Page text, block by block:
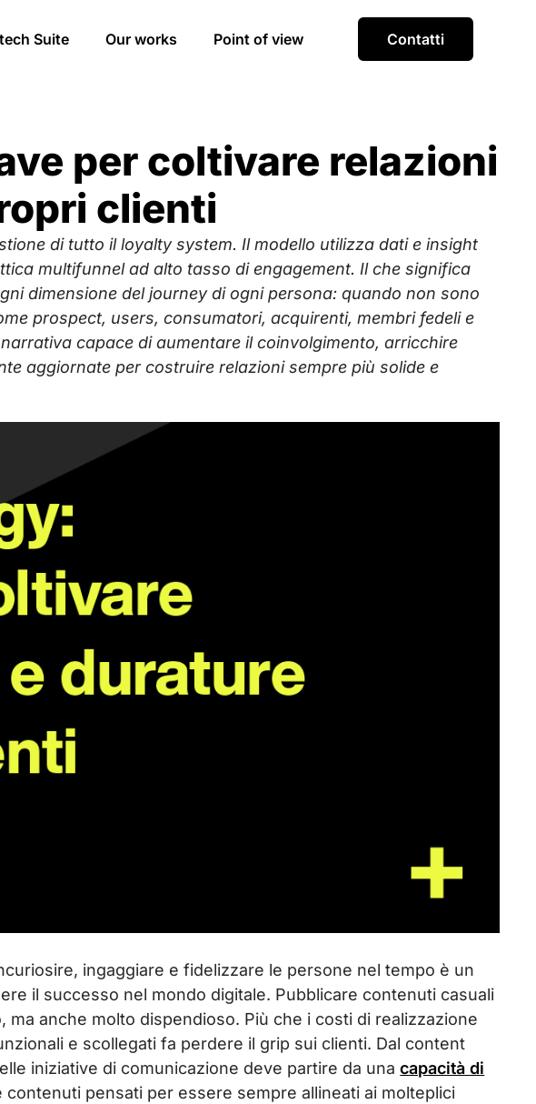
Suite Our works Point of view Contatti
per coltivare relazioni
clienti
di tutto il loyalty system. Il modello utilizza dati e insight
multifunnel ad alto tasso di engagement. Il che significa
dimensione del journey di ogni persona: quando non sono
prospect, users, consumatori, acquirenti, membri fedeli e
capace di aumentare il coinvolgimento, arricchire
aggiornate per costruire relazioni sempre più solide e
ingaggiare e fidelizzare le persone nel tempo è un
il successo nel mondo digitale. Pubblicare contenuti casuali
anche molto dispendioso. Più che i costi di realizzazione
e scollegati fa perdere il grip sui clienti. Dal content
iniziative di comunicazione deve partire da unacapacità di
contenuti pensati per essere sempre allineati ai molteplici